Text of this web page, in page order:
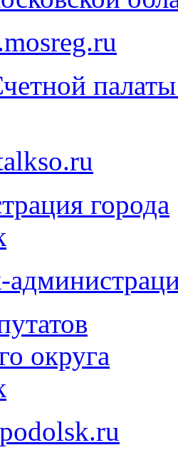
города
округа